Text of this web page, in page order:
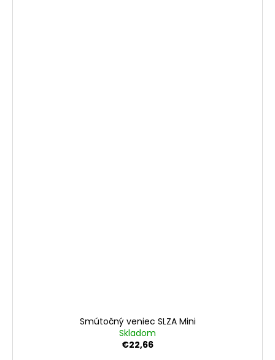
Smútočný veniec SLZA Mini
Skladom
€22,66